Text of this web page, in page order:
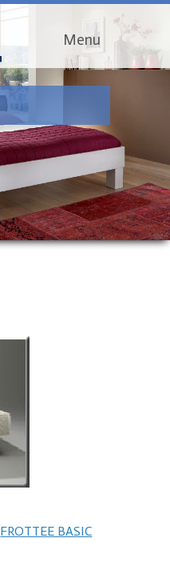
Menu
FROTTEE BASIC